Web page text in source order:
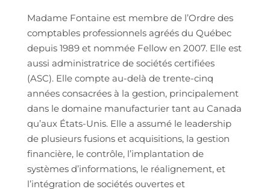
Madame Fontaine est membre de l’Ordre des
comptables professionnels agréés du Québec
depuis 1989 et nommée Fellow en 2007. Elle est
aussi administratrice de sociétés certifiées
(ASC). Elle compte au-delà de trente-cinq
années consacrées à la gestion, principalement
dans le domaine manufacturier tant au Canada
qu’aux États-Unis. Elle a assumé le leadership
de plusieurs fusions et acquisitions, la gestion
financière, le contrôle, l’implantation de
systèmes d’informations, le réalignement, et
l’intégration de sociétés ouvertes et